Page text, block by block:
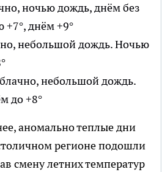
ночью дождь, днём без
+7°, днём +9°
небольшой дождь. Ночью
небольшой дождь.
до +8°
аномально теплые дни
регионе подошли
смену летних температур